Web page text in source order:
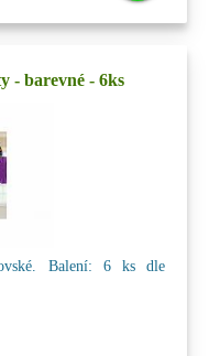
- barevné - 6ks
Balení: 6 ks dle